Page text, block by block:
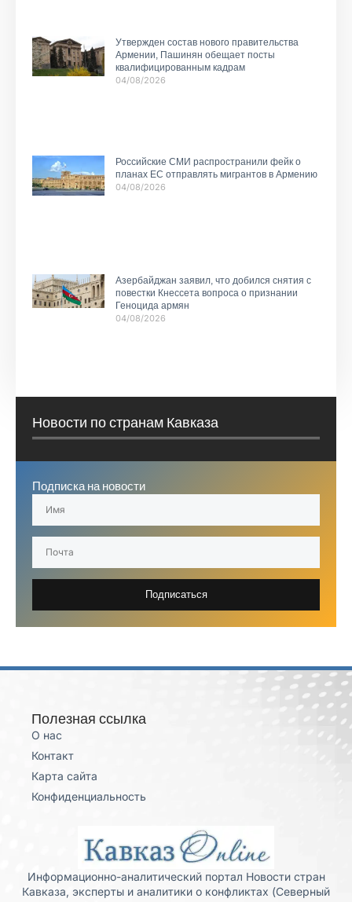
Утвержден состав нового правительства
Армении, Пашинян обещает посты
квалифицированным кадрам
04/08/2026
Российские СМИ распространили фейк о
планах ЕС отправлять мигрантов в Армению
04/08/2026
Азербайджан заявил, что добился снятия с
повестки Кнессета вопроса о признании
Геноцида армян
04/08/2026
Новости по странам Кавказа
Подписка на новости
Подписаться
Полезная ссылка
О нас
Контакт
Карта сайта
Конфиденциальность
Информационно-аналитический портал Новости стран
Кавказа, эксперты и аналитики о конфликтах (Северный